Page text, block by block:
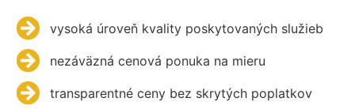
vysoká úroveň kvality poskytovaných služieb
nezáväzná cenová ponuka na mieru
transparentné ceny bez skrytých poplatkov